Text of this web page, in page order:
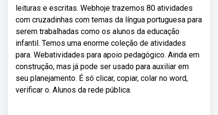
leituras e escritas. Webhoje trazemos 80 atividades
com cruzadinhas com temas da língua portuguesa para
serem trabalhadas como os alunos da educação
infantil. Temos uma enorme coleção de atividades
para. Webatividades para apoio pedagógico. Ainda em
construção, mas já pode ser usado para auxiliar em
seu planejamento. É só clicar, copiar, colar no word,
verificar o. Alunos da rede pública.